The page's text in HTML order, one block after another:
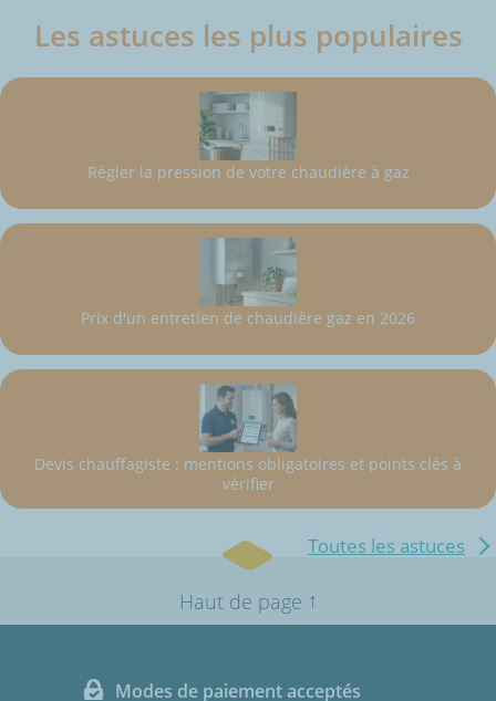
Les astuces les plus populaires
Régler la pression de votre chaudière à gaz
Prix d'un entretien de chaudière gaz en 2026
Devis chauffagiste : mentions obligatoires et points clés à
vérifier
Toutes les astuces
Haut de page ↑
Modes de paiement acceptés